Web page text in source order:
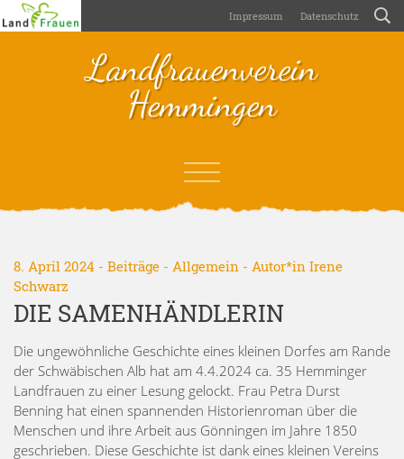
Impressum Datenschutz
Landfrauenverein
Hemmingen
8. April 2024 - Beiträge - Allgemein - Autor*in Irene
Schwarz
DIE SAMENHÄNDLERIN
Die ungewöhnliche Geschichte eines kleinen Dorfes am Rande
der Schwäbischen Alb hat am 4.4.2024 ca. 35 Hemminger
Landfrauen zu einer Lesung gelockt. Frau Petra Durst
Benning hat einen spannenden Historienroman über die
Menschen und ihre Arbeit aus Gönningen im Jahre 1850
geschrieben. Diese Geschichte ist dank eines kleinen Vereins